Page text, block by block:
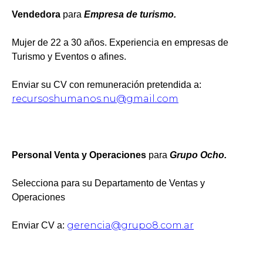
Vendedora para Empresa de turismo.
Mujer de 22 a 30 años. Experiencia en empresas de
Turismo y Eventos o afines.
Enviar su CV con remuneración pretendida a:
recursoshumanos.nu@gmail.com
Personal Venta y Operaciones para Grupo Ocho.
Selecciona para su Departamento de Ventas y
Operaciones
Enviar CV a: gerencia@grupo8.com.ar